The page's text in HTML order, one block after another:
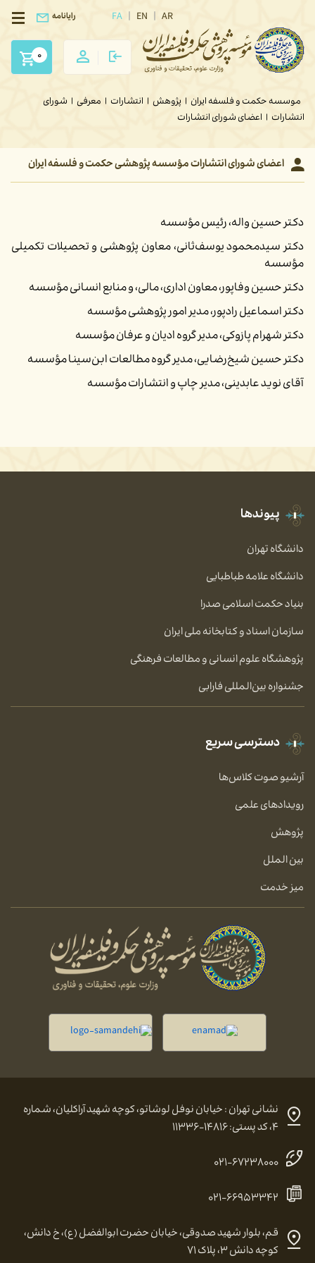
FA EN AR رایانامه
0
موسسه حکمت و فلسفه ایران | پژوهش | انتشارات | معرفی | شورای
انتشارات | اعضای شورای انتشارات
اعضای شورای انتشارات مؤسسه پژوهشی حکمت و فلسفه ایران
دکتر حسین واله، رئیس مؤسسه
دکتر سید‌محمود یوسف‌ثانی، معاون پژوهشی و تحصیلات تکمیلی
مؤسسه
دکتر حسین وفاپور، معاون اداری، مالی، و منابع انسانی مؤسسه
دکتر اسماعیل رادپور، مدیر امور پژوهشی مؤسسه
دکتر شهرام پازوکی، مدیر گروه ادیان و عرفان مؤسسه
دکتر حسین شیخ‌رضایی، مدیر گروه مطالعات ابن‌سینا مؤسسه
آقای نوید عابدینی، مدیر چاپ و انتشارات مؤسسه
پیوندها
دانشگاه تهران
دانشگاه علامه طباطبایی
بنیاد حکمت اسلامی صدرا
سازمان اسناد و کتابخانه ملی ایران
پژوهشگاه علوم انسانی و مطالعات فرهنگی
جشنواره بین‌المللی فارابی
دسترسی سریع
آرشیو صوت کلاس‌ها
رویدادهای علمی
پژوهش
بین الملل
میز خدمت
نشانی تهران : خیابان نوفل لوشاتو، کوچه شهید آراکلیان، شماره
۴، کد پستی: ۱۴۸۱۶-۱۱۳۳۶
۰۲۱-۶۷۲۳۸۰۰۰
۰۲۱-۶۶۹۵۳۳۴۲
قم، بلوار شهید صدوقی، خیابان حضرت ابوالفضل (ع)، خ دانش،
کوچه دانش ۳، پلاک ۷۱